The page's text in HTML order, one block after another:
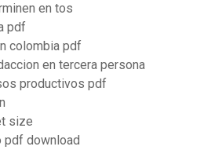
en tos
pdf
colombia pdf
en tercera persona
productivos pdf
size
pdf download